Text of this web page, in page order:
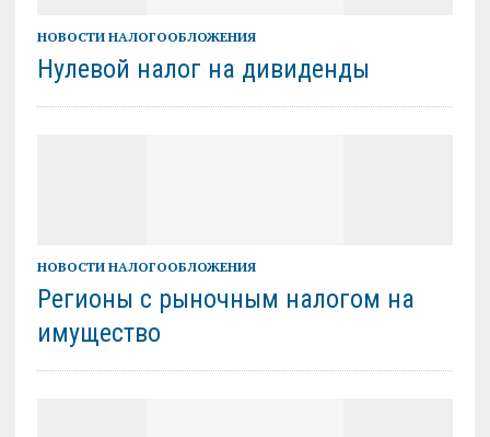
НОВОСТИ НАЛОГООБЛОЖЕНИЯ
Нулевой налог на дивиденды
НОВОСТИ НАЛОГООБЛОЖЕНИЯ
Регионы с рыночным налогом на
имущество